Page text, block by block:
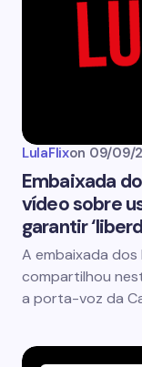
LulaFlixon 09/09/
Embaixada
vídeo sobre
garantir
A embaixada dos
compartilhou
a porta-voz da